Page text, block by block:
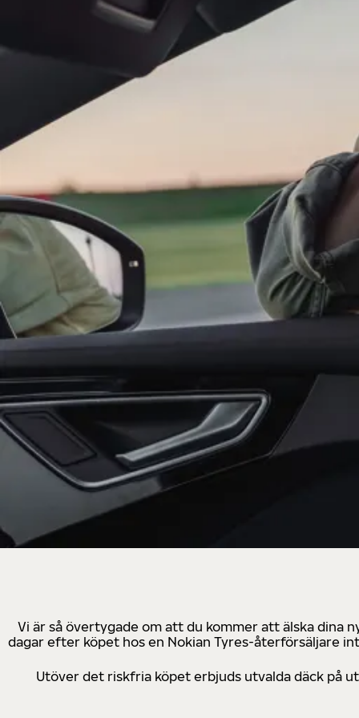
Vi är så övertygade om att du kommer att älska dina
dagar efter köpet hos en Nokian Tyres-återförsäljare
Utöver det riskfria köpet erbjuds utvalda däck på